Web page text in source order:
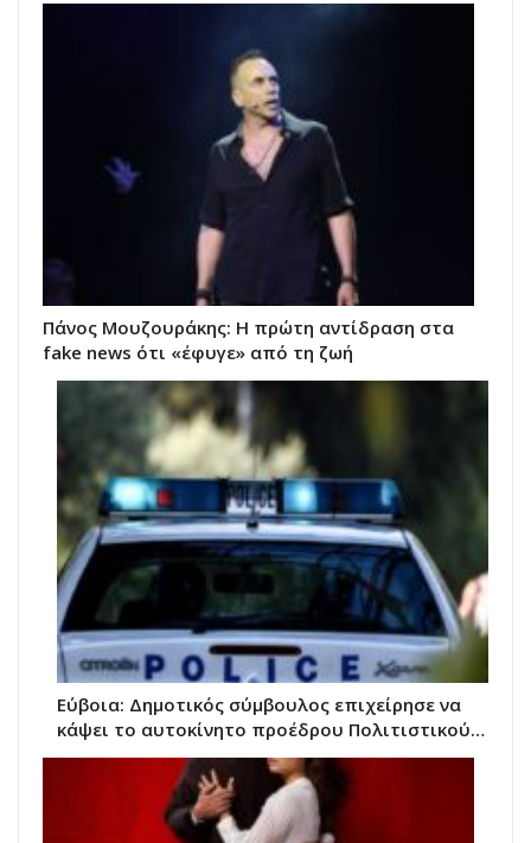
Πάνος Μουζουράκης: Η πρώτη αντίδραση στα
fake news ότι «έφυγε» από τη ζωή
Εύβοια: Δημοτικός σύμβουλος επιχείρησε να
κάψει το αυτοκίνητο προέδρου Πολιτιστικού…